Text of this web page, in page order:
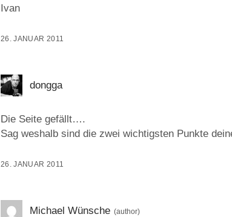
Ivan
26. JANUAR 2011
dongga
Die Seite gefällt….
Sag weshalb sind die zwei wichtigsten Punkte
26. JANUAR 2011
Michael Wünsche